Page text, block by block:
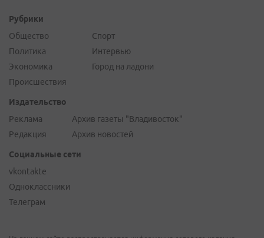
Рубрики
Общество
Политика
Экономика
Происшествия
Спорт
Интервью
Город на ладони
Издательство
Реклама
Редакция
Архив газеты "Владивосток"
Архив новостей
Социальные сети
vkontakte
Одноклассники
Телеграм